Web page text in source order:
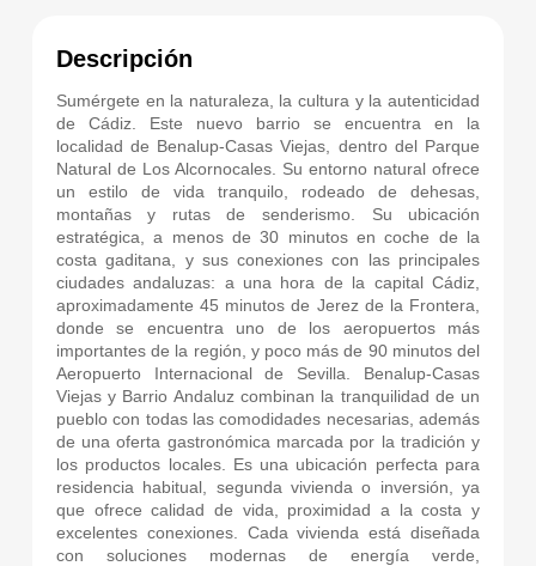
Descripción
Sumérgete en la naturaleza, la cultura y la autenticidad
de Cádiz. Este nuevo barrio se encuentra en la
localidad de Benalup-Casas Viejas, dentro del Parque
Natural de Los Alcornocales. Su entorno natural ofrece
un estilo de vida tranquilo, rodeado de dehesas,
montañas y rutas de senderismo. Su ubicación
estratégica, a menos de 30 minutos en coche de la
costa gaditana, y sus conexiones con las principales
ciudades andaluzas: a una hora de la capital Cádiz,
aproximadamente 45 minutos de Jerez de la Frontera,
donde se encuentra uno de los aeropuertos más
importantes de la región, y poco más de 90 minutos del
Aeropuerto Internacional de Sevilla. Benalup-Casas
Viejas y Barrio Andaluz combinan la tranquilidad de un
pueblo con todas las comodidades necesarias, además
de una oferta gastronómica marcada por la tradición y
los productos locales. Es una ubicación perfecta para
residencia habitual, segunda vivienda o inversión, ya
que ofrece calidad de vida, proximidad a la costa y
excelentes conexiones. Cada vivienda está diseñada
con soluciones modernas de energía verde,